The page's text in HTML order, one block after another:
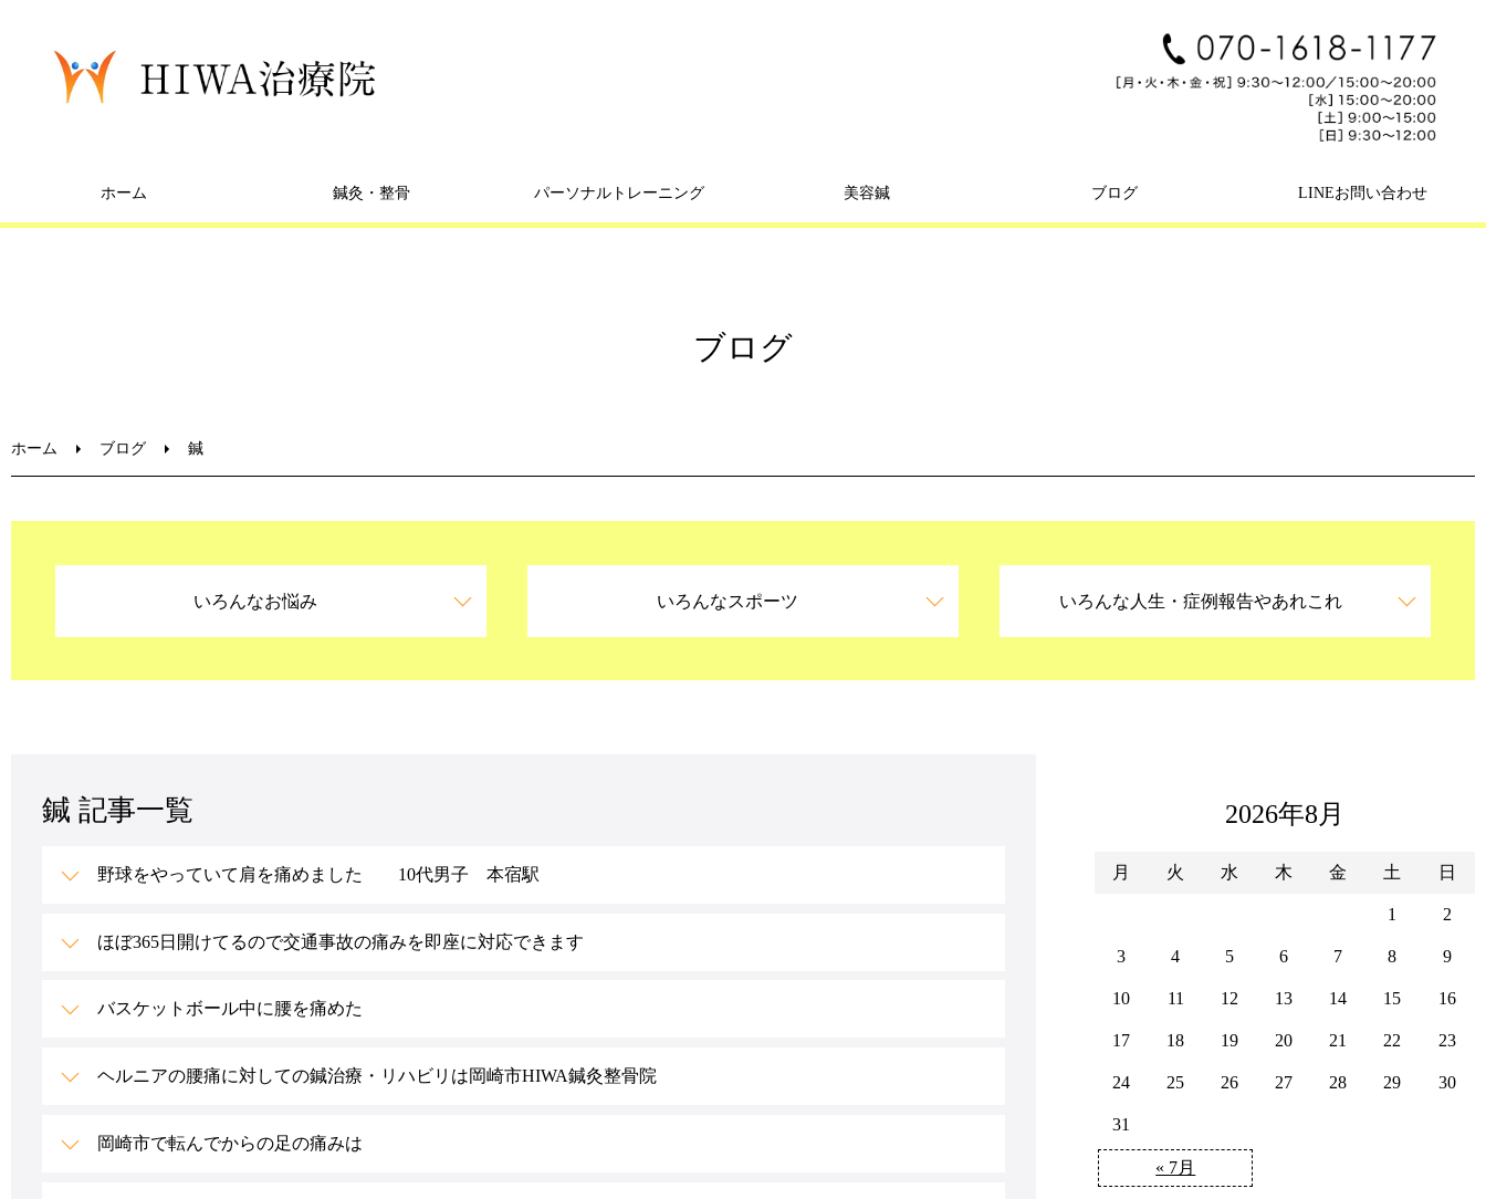
ホーム 鍼灸・整骨 パーソナルトレーニング 美容鍼 ブログ LINEお問い合わせ
ブログ
ホーム ブログ 鍼
いろんなお悩み いろんなスポーツ いろんな人生・症例報告やあれこれ
鍼 記事一覧
野球をやっていて肩を痛めました 10代男子 本宿駅
ほぼ365日開けてるので交通事故の痛みを即座に対応できます
バスケットボール中に腰を痛めた
ヘルニアの腰痛に対しての鍼治療・リハビリは岡崎市HIWA鍼灸整骨院
岡崎市で転んでからの足の痛みは
2026年8月
月 火 水 木 金 土 日
« 7月
1 2
3 4 5 6 7 8 9
10 11 12 13 14 15 16
17 18 19 20 21 22 23
24 25 26 27 28 29 30
31